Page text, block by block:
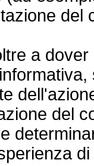
del
a
del